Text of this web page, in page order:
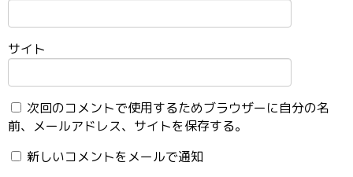
サイト
次回のコメントで使用するためブラウザーに自分の名
前、メールアドレス、サイトを保存する。
新しいコメントをメールで通知